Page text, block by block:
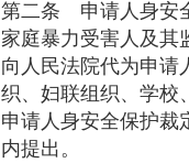
第二条 申请人身安
家庭暴力受害人及其
向人民法院代为申请
织、妇联组织、学校
申请人身安全保护裁
内提出。